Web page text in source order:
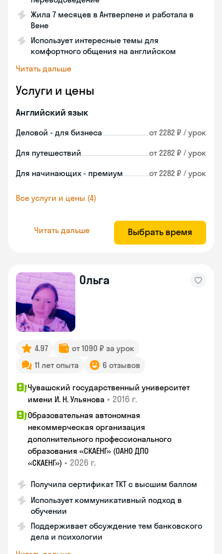
Жила 7 месяцев в Антверпене и работала в
Вене
Использует интересные темы для
комфортного общения на английском
Читать дальше
Услуги и цены
Английский язык
Деловой - для бизнеса от 2282 ₽ / урок
Для путешествий от 2282 ₽ / урок
Для начинающих - премиум от 2282 ₽ / урок
Все услуги и цены (4)
Читать дальше Выбрать время
Ольга
4.97
от 1090 ₽ за урок
11 лет опыта
6 отзывов
Чувашский государственный университет
имени И. Н. Ульянова • 2016 г.
Образовательная автономная
некоммерческая организация
дополнительного профессионального
образования «СКАЕНГ» (ОАНО ДПО
«СКАЕНГ») • 2026 г.
Получила сертификат TKT с высшим баллом
Использует коммуникативный подход в
обучении
Поддерживает обсуждение тем банковского
дела и психологии